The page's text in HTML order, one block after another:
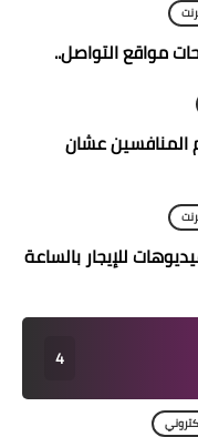
مواقع التواصل..
المنافسين عشان
للإيجار بالساعة
4